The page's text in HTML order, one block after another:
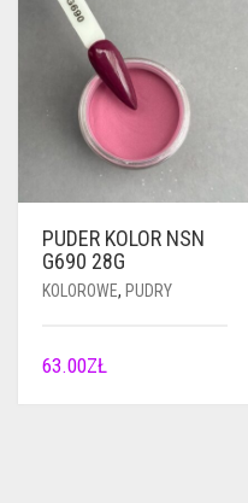
PUDER KOLOR NSN
G690 28G
KOLOROWE, PUDRY
63.00ZŁ